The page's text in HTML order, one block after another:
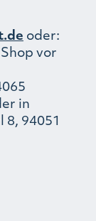
oder:
vor
in
8, 94051